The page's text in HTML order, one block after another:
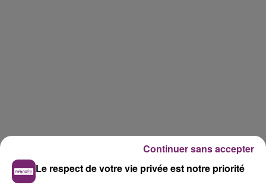
Le respect de votre vie privée est notre priorité
Continuer sans accepter